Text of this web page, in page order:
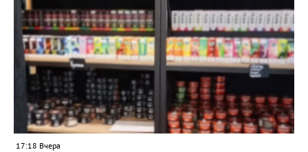
17:18 Вчера